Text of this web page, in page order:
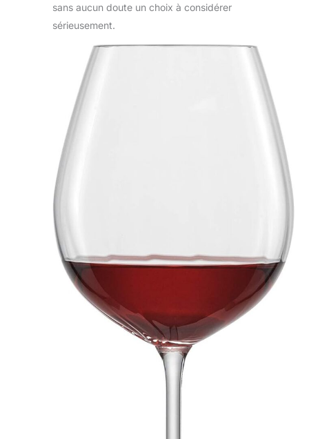
sans aucun doute un choix à considérer
sérieusement.